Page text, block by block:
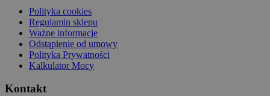
Polityka cookies
Regulamin sklepu
Ważne informacje
Odstąpienie od umowy
Polityka Prywatności
Kalkulator Mocy
Kontakt